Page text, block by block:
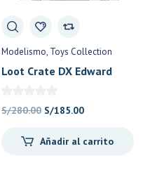
Modelismo Toys Collection
Loot Crate DX Edward
2018 BOXED
S/280.00 El
original
S/185.00El
actual
Añadir al carrito